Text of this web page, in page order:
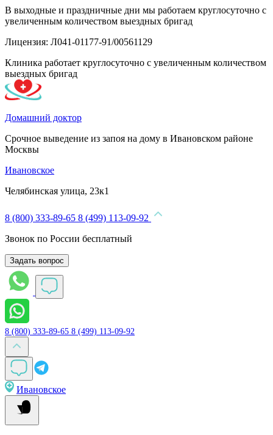
В выходные и праздничные дни мы работаем круглосуточно с
увеличенным количеством выездных бригад
Лицензия: Л041-01177-91/00561129
Клиника работает круглосуточно с увеличенным количеством
выездных бригад
Домашний доктор
Срочное выведение из запоя на дому в Ивановском районе
Москвы
Ивановское
Челябинская улица, 23к1
8 (800) 333-89-65 8 (499) 113-09-92
Звонок по России бесплатный
Задать вопрос
8 (800) 333-89-65 8 (499) 113-09-92
Ивановское